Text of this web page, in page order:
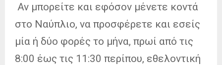
Αν μπορείτε και εφόσον μένετε κοντά
στο Ναύπλιο, να προσφέρετε και εσείς
μία ή δύο φορές το μήνα, πρωί από τις
8:00 έως τις 11:30 περίπου, εθελοντική